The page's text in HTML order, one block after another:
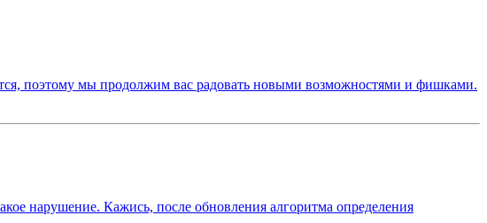
поэтому мы продолжим вас радовать новыми возможностями и фишками.
нарушение. Кажись, после обновления алгоритма определения